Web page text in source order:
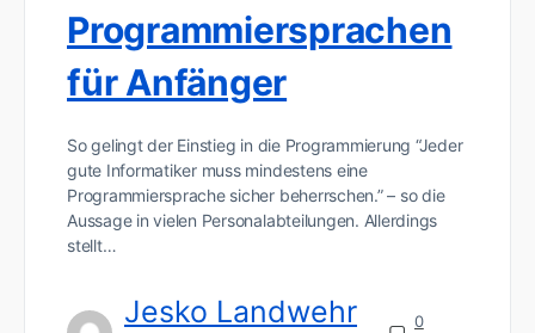
Programmiersprachen
für Anfänger
So gelingt der Einstieg in die Programmierung “Jeder
gute Informatiker muss mindestens eine
Programmiersprache sicher beherrschen.” – so die
Aussage in vielen Personalabteilungen. Allerdings
stellt…
Jesko Landwehr
0